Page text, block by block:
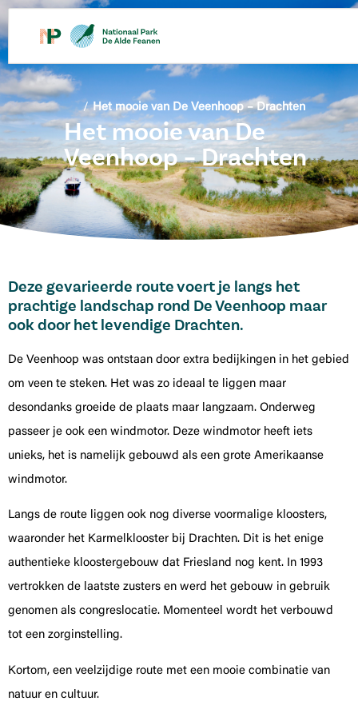
/ Het mooie van De Veenhoop – Drachten
Het mooie van De
Veenhoop – Drachten
Deze gevarieerde route voert je langs het
prachtige landschap rond De Veenhoop maar
ook door het levendige Drachten.
De Veenhoop was ontstaan door extra bedijkingen in het gebied
om veen te steken. Het was zo ideaal te liggen maar
desondanks groeide de plaats maar langzaam. Onderweg
passeer je ook een windmotor. Deze windmotor heeft iets
unieks, het is namelijk gebouwd als een grote Amerikaanse
windmotor.
Langs de route liggen ook nog diverse voormalige kloosters,
waaronder het Karmelklooster bij Drachten. Dit is het enige
authentieke kloostergebouw dat Friesland nog kent. In 1993
vertrokken de laatste zusters en werd het gebouw in gebruik
genomen als congreslocatie. Momenteel wordt het verbouwd
tot een zorginstelling.
Kortom, een veelzijdige route met een mooie combinatie van
natuur en cultuur.